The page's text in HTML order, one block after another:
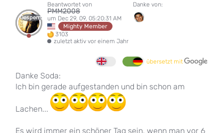
Gesperrt
Beantwortet von
PMM2008
um Dec 29, 09, 05:20:31 AM
Mighty Member
3103
zuletzt aktiv vor einem Jahr
Danke von:
übersetzt mit
Danke Soda:
Ich bin gerade aufgestanden und bin schon am
Lachen...
Es wird immer ein schöner Tag sein, wenn man vor 6